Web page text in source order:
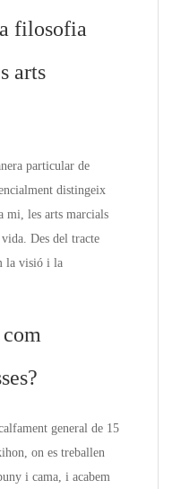
filosofia
arts
particular de
distingeix
mi, les arts marcials
Des del tracte
la visió i la
general de 15
on es treballen
i cama, i acabem